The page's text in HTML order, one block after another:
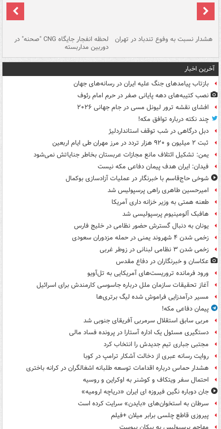
هشدار نسبت به وفوع تندباد در تهران لحظه انفجار جایگاه CNG "صحنه" در
دوربین مداربسته
آخرین اخبار
بازتاب پیامدهای جنگ علیه ایران در رسانه‌های جهان
نصب کتیبه‌های دهه پایانی صفر در حرم امام رئوف
افشای نقشه ترور لیونل مسی در جام جهانی ۲۰۲۶
چند نکته درباره توافق مکه!
دبل درگاهی در شب توقف استانداردلیژ
ثبت ۲ میلیون و ۹۲۰ هزار تردد در مرز مهران طی ایام اربعین
یمن: تشکیل ائتلاف مانع مجازات عربستان بخاطر جنایاتش نمی‌شود
فیدان: ایران هدف پیمان دفاعی مکه نیست
شوخی حاج‌قاسم با خبرنگار در عملیات آزادسازی بوکمال
امیرحسین طاهری راهی پرسپولیس شد
طعنه همتی به وزیر خزانه داری آمریکا
هافبک آلومینیوم پرسپولیسی شد
یونان به دنبال گسترش حضور نظامی در خلیج فارس
زخمی شدن ۴ شهروند یمنی در حمله مزدوران سعودی
زخمی شدن ۳ نظامی لبنانی در زوطر غربی
عکاسان و خبرنگاران در دفاع مقدس
ورود فرمانده تروریست‌های آمریکایی به تل‌آویو
آغاز تحقیقات سازمان ملل درباره جاسوسی کارمندش برای اسرائیل
مسیر درآمدزایی فراموش شده لیگ برتری‌ها
پیمان دفاعی مکه!
مربی سابق استقلال سرمربی آفریقای جنوبی شد
دستگیری مسئول یک اداره آستارا در پرونده فساد مالی
مجتبی جباری تیم جدیدش را انتخاب کرد
روایت رسانه عبری از دخالت آشکار ترامپ در کوبا
هشدار حماس درباره اقدامات توسعه طلبانه اشغالگران در کرانه باختری
احتمال سفر ویتکاف و کوشنر به اوکراین و روسیه
جان دوباره نگین فیروزه ای ایران «دریاچه ارومیه»
سرطان به استخوان‌های «بایدن» سرایت کرده است
پیروزی قاطع چلسی برابر میلان +فیلم